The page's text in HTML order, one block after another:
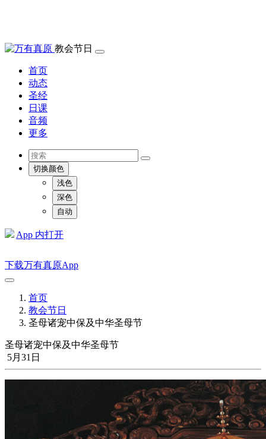
教会节日
首页
动态
圣经
日课
音频
更多
切换颜色
浅色
深色
自动
App 内打开
下载万有真原App
首页
教会节日
圣母诸宠中保及中华圣母节
圣母诸宠中保及中华圣母节
5月31日